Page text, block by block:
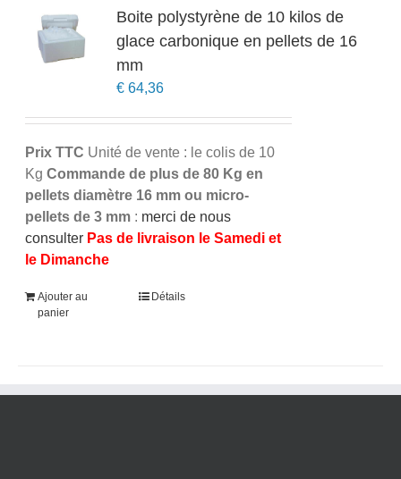
Boite polystyrène de 10 kilos de
glace carbonique en pellets de 16
mm
€ 64,36
Prix TTC Unité de vente : le colis de 10
KgCommande de plus de 80 Kg en
pellets diamètre 16 mm ou micro-
pellets de 3 mm : merci de nous
consulter Pas de livraison le Samedi et
le Dimanche
Ajouter au
panier
Détails